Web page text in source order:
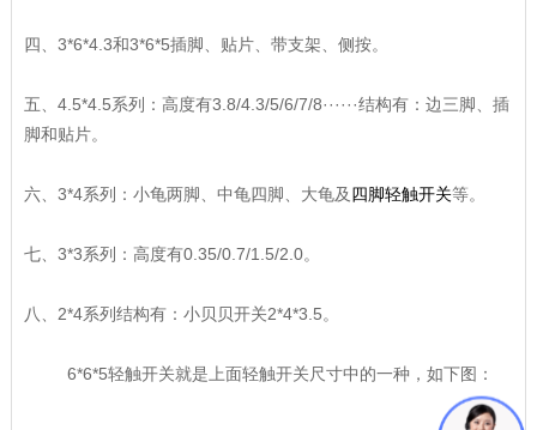
四、3*6*4.3和3*6*5插脚、贴片、带支架、侧按。
五、4.5*4.5系列：高度有3.8/4.3/5/6/7/8······结构有：边三脚、插
脚和贴片。
六、3*4系列：小龟两脚、中龟四脚、大龟及四脚轻触开关等。
七、3*3系列：高度有0.35/0.7/1.5/2.0。
八、2*4系列结构有：小贝贝开关2*4*3.5。
6*6*5轻触开关就是上面轻触开关尺寸中的一种，如下图：